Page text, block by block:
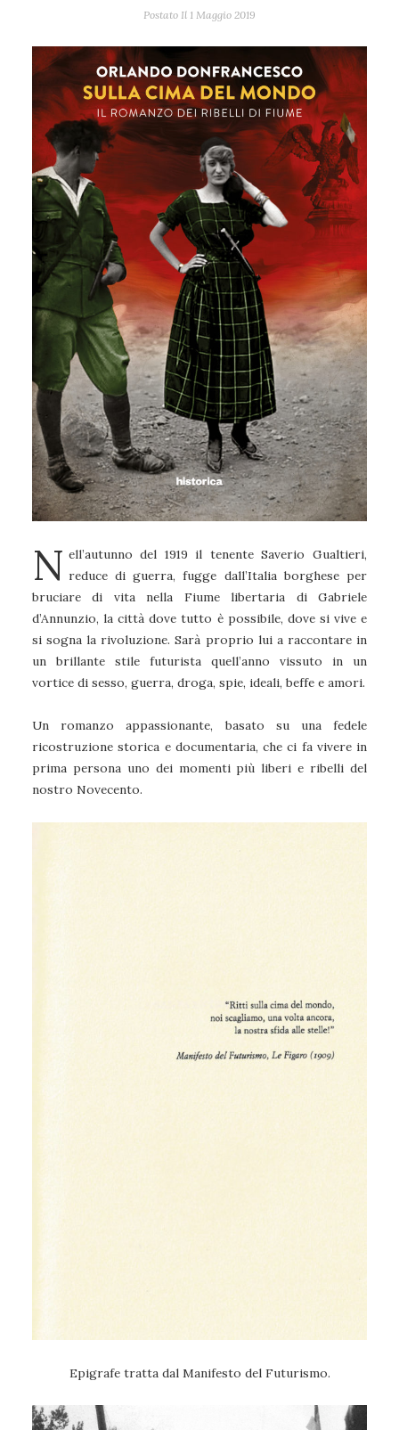
Postato Il 1 Maggio 2019
N ell’autunno del 1919 il tenente Saverio Gualtieri,
reduce di guerra, fugge dall’Italia borghese per
bruciare di vita nella Fiume libertaria di Gabriele
d’Annunzio, la città dove tutto è possibile, dove si vive e
si sogna la rivoluzione. Sarà proprio lui a raccontare in
un brillante stile futurista quell’anno vissuto in un
vortice di sesso, guerra, droga, spie, ideali, beffe e amori.
Un romanzo appassionante, basato su una fedele
ricostruzione storica e documentaria, che ci fa vivere in
prima persona uno dei momenti più liberi e ribelli del
nostro Novecento.
Epigrafe tratta dal Manifesto del Futurismo.